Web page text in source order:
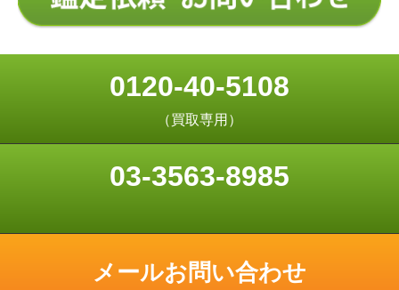
0120-40-5108
（買取専用）
03-3563-8985
メールお問い合わせ